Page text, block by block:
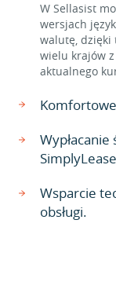
W Sellasist
wersjach
walutę, dzięki
wielu krajów
aktualnego
Wsparcie
obsługi.